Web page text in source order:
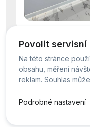
Povolit
Na této stránce
obsahu, měření
reklam. Souhlas
Podrobné nastavení
© Servis iPhoneMarket
Běžíme na